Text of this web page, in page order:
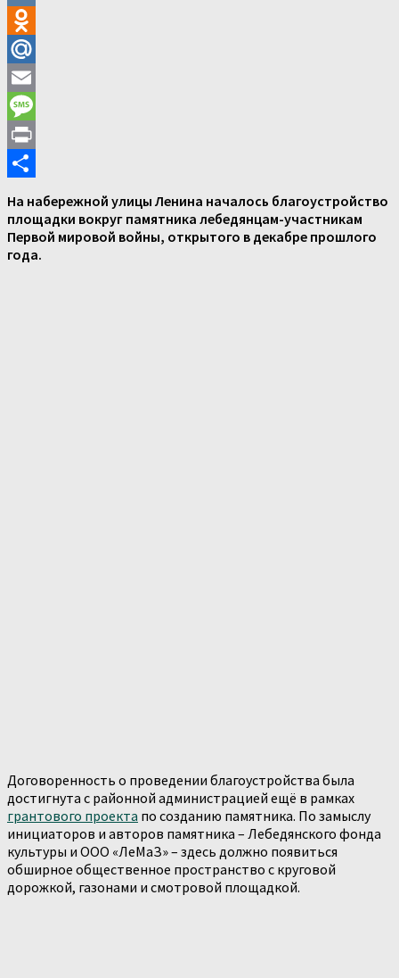
VK
Odnoklassniki
Mail.Ru
Email
Message
Print
Отправить
На набережной улицы Ленина началось благоустройство
площадки вокруг памятника лебедянцам-участникам
Первой мировой войны, открытого в декабре прошлого
года.
Договоренность о проведении благоустройства была
достигнута с районной администрацией ещё в рамках
грантового проекта по созданию памятника. По замыслу
инициаторов и авторов памятника – Лебедянского фонда
культуры и ООО «ЛеМаЗ» – здесь должно появиться
обширное общественное пространство с круговой
дорожкой, газонами и смотровой площадкой.